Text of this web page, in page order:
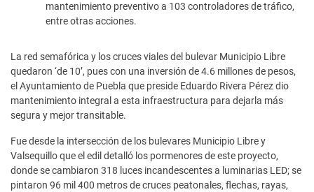
mantenimiento preventivo a 103 controladores de tráfico,
entre otras acciones.
La red semafórica y los cruces viales del bulevar Municipio Libre
quedaron ‘de 10’, pues con una inversión de 4.6 millones de pesos,
el Ayuntamiento de Puebla que preside Eduardo Rivera Pérez dio
mantenimiento integral a esta infraestructura para dejarla más
segura y mejor transitable.
Fue desde la intersección de los bulevares Municipio Libre y
Valsequillo que el edil detalló los pormenores de este proyecto,
donde se cambiaron 318 luces incandescentes a luminarias LED; se
pintaron 96 mil 400 metros de cruces peatonales, flechas, rayas,